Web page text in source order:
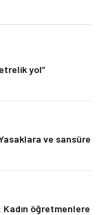
yol”
Yasaklara ve sansüre
öğretmenlere